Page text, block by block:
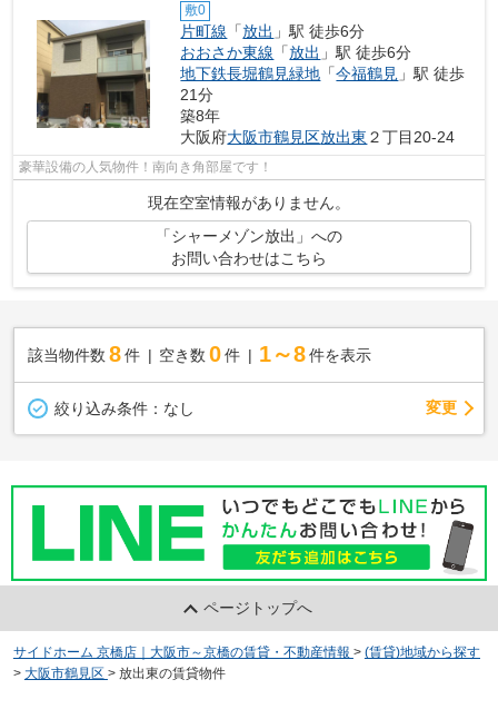
敷0
片町線 「放出 」駅 徒歩6分
おおさか東線 「放出 」駅 徒歩6分
地下鉄長堀鶴見緑地 「今福鶴見 」駅 徒歩
21分
築8年
大阪府大阪市鶴見区放出東 ２丁目20-24
豪華設備の人気物件！南向き角部屋です！
現在空室情報がありません。
「シャーメゾン放出」への
お問い合わせはこちら
該当物件数 8件 空き数 0 件 1～8 件を表示
絞り込み条件： なし 変更
ページトップへ
サイドホーム 京橋店｜大阪市～京橋の賃貸・不動産情報 > (賃貸)地域から探す
> 大阪市鶴見区 > 放出東の賃貸物件